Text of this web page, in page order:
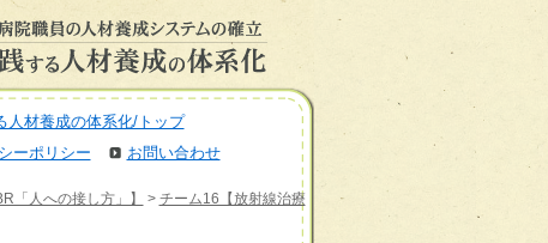
人材養成の体系化/トップ
ーポリシー お問い合わせ
「人への接し方」】 > チーム16【放射線治療